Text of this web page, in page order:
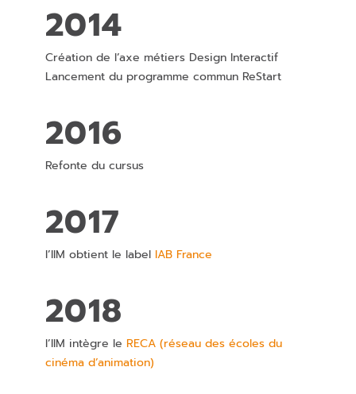
2014
Création de l’axe métiers Design Interactif
Lancement du programme commun ReStart
2016
Refonte du cursus
2017
l’IIM obtient le label IAB France
2018
l’IIM intègre le RECA (réseau des écoles du
cinéma d’animation)